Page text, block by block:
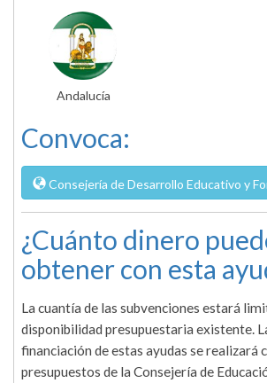
Andalucía
Convoca:
Consejería de Desarrollo Educativo y
¿Cuánto dinero
obtener con esta
La cuantía de las subvenciones estará
disponibilidad presupuestaria existente.
financiación de estas ayudas se realizará
presupuestos de la Consejería de